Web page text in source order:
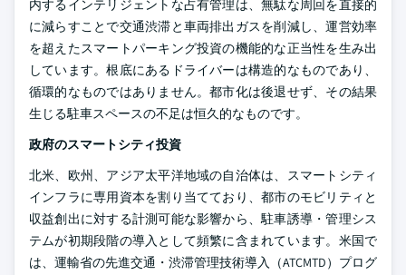
内するインテリジェントな占有管理は、無駄な周回を直接的
に減らすことで交通渋滞と車両排出ガスを削減し、運営効率
を超えたスマートパーキング投資の機能的な正当性を生み出
しています。根底にあるドライバーは構造的なものであり、
循環的なものではありません。都市化は後退せず、その結果
生じる駐車スペースの不足は恒久的なものです。
政府のスマートシティ投資
北米、欧州、アジア太平洋地域の自治体は、スマートシティ
インフラに専用資本を割り当てており、都市のモビリティと
収益創出に対する計測可能な影響から、駐車誘導・管理シス
テムが初期段階の導入として頻繁に含まれています。米国で
は、運輸省の先進交通・渋滞管理技術導入（ATCMTD）プログ